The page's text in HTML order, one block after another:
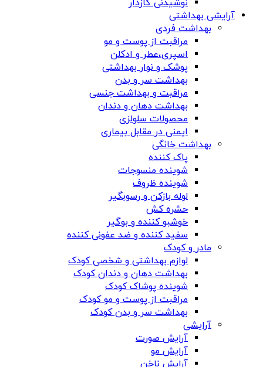
نوشیدنی گازدار
آرایشی بهداشتی
بهداشت فردی
مراقبت از پوست و مو
اسپری،عطر و ادکلن
پوشک و نوار بهداشتی
بهداشت سر و بدن
مراقبت و بهداشت جنسی
بهداشت دهان و دندان
محصولات سلولزی
ایمنی در مقابل بیماری
بهداشت خانگی
پاک کننده
شوینده منسوجات
شوینده ظروف
لوله بازکن و رسوبگیر
حشره کش
خوشبو کننده و بوگیر
سفید کننده و ضد عفونی کننده
مادر و کودک
لوازم بهداشتی و شخصی کودک
بهداشت دهان و دندان کودک
شوینده پوشاک کودک
مراقبت از پوست و مو کودک
بهداشت سر و بدن کودک
آرایشی
آرایش صورت
آرایش مو
آرایش ناخن